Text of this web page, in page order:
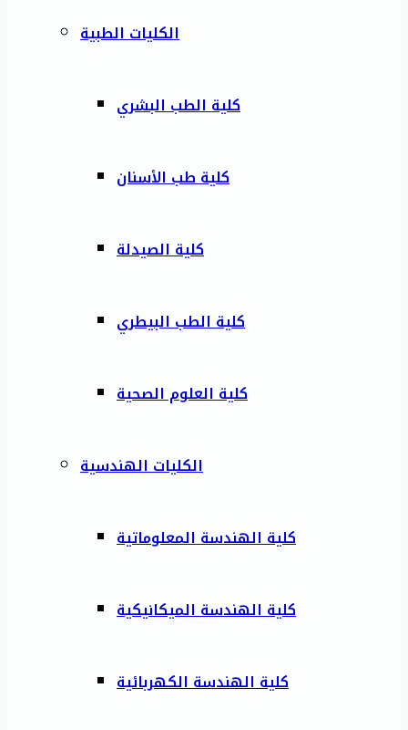
الكليات الطبية
كلية الطب البشري
كلية طب الأسنان
كلية الصيدلة
كلية الطب البيطري
كلية العلوم الصحية
الكليات الهندسية
كلية الهندسة المعلوماتية
كلية الهندسة الميكانيكية
كلية الهندسة الكهربائية